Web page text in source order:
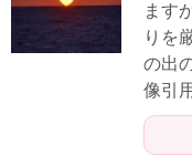
ます
りを
の出
像引